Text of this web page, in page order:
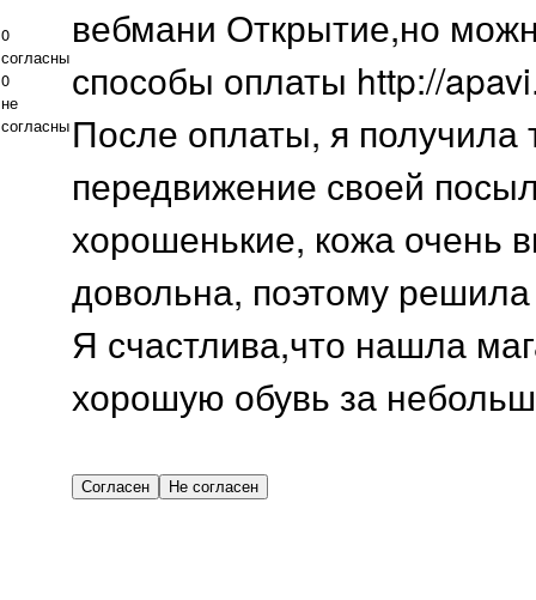
0
согласны
0
не
согласны
вебмани Открытие,но
способы оплаты http://
После оплаты, я получила
передвижение своей
хорошенькие, кожа очень
довольна, поэтому
Я счастлива,что нашла
хорошую обувь за